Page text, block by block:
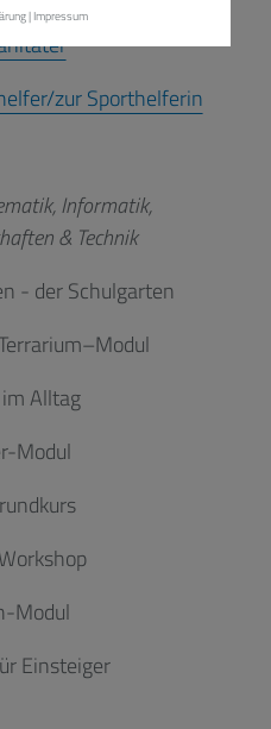
zur Sporthelferin
Informatik,
& Technik
- der Schulgarten
Alltag
Modul
Modul
Einsteiger
|Impressum